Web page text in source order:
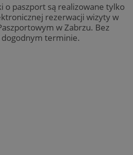
o paszport są realizowane tylko
rezerwacji wizyty w
w Zabrzu. Bez
dogodnym terminie.